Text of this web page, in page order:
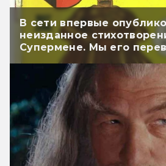
В сети впервые
неизданное
Супермене. Мы его